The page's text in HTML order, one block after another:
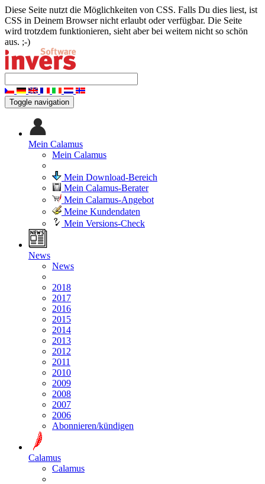
Diese Seite nutzt die Möglichkeiten von CSS. Falls Du dies liest, ist
CSS in Deinem Browser nicht erlaubt oder verfügbar. Die Seite
wird trotzdem funktionieren, sieht aber bei weitem nicht so schön
aus. ;-)
Toggle navigation
Mein Calamus
Mein Calamus
Mein Download-Bereich
Mein Calamus-Berater
Mein Calamus-Angebot
Meine Kundendaten
Mein Versions-Check
News
News
2018
2017
2016
2015
2014
2013
2012
2011
2010
2009
2008
2007
2006
Abonnieren/kündigen
Calamus
Calamus